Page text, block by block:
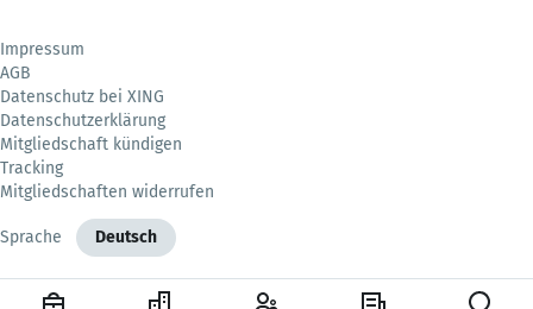
Impressum
AGB
Datenschutz bei XING
Datenschutzerklärung
Mitgliedschaft kündigen
Tracking
Mitgliedschaften widerrufen
Sprache Deutsch